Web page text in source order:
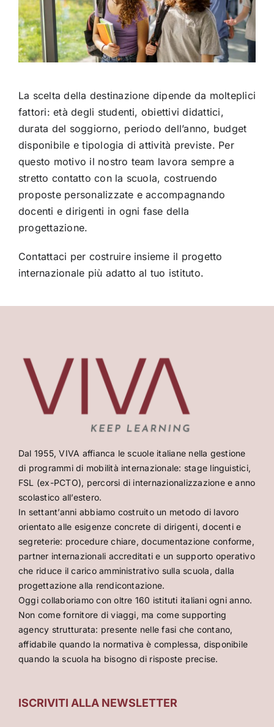
La scelta della destinazione dipende da molteplici
fattori: età degli studenti, obiettivi didattici,
durata del soggiorno, periodo dell’anno, budget
disponibile e tipologia di attività previste. Per
questo motivo il nostro team lavora sempre a
stretto contatto con la scuola, costruendo
proposte personalizzate e accompagnando
docenti e dirigenti in ogni fase della
progettazione.
Contattaci per costruire insieme il progetto
internazionale più adatto al tuo istituto.
Dal 1955, VIVA affianca le scuole italiane nella gestione
di programmi di mobilità internazionale: stage linguistici,
FSL (ex-PCTO), percorsi di internazionalizzazione e anno
scolastico all’estero.
In settant’anni abbiamo costruito un metodo di lavoro
orientato alle esigenze concrete di dirigenti, docenti e
segreterie: procedure chiare, documentazione conforme,
partner internazionali accreditati e un supporto operativo
che riduce il carico amministrativo sulla scuola, dalla
progettazione alla rendicontazione.
Oggi collaboriamo con oltre 160 istituti italiani ogni anno.
Non come fornitore di viaggi, ma come supporting
agency strutturata: presente nelle fasi che contano,
affidabile quando la normativa è complessa, disponibile
quando la scuola ha bisogno di risposte precise.
ISCRIVITI ALLA NEWSLETTER